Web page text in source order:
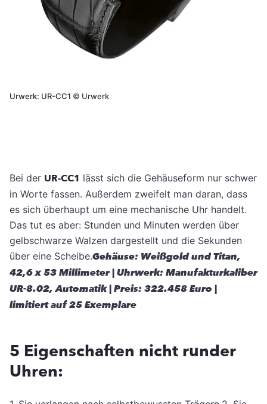
Urwerk: UR-CC1 © Urwerk
Bei der UR-CC1 lässt sich die Gehäuseform nur schwer
in Worte fassen. Außerdem zweifelt man daran, dass
es sich überhaupt um eine mechanische Uhr handelt.
Das tut es aber: Stunden und Minuten werden über
gelbschwarze Walzen dargestellt und die Sekunden
über eine Scheibe.Gehäuse: Weißgold und Titan,
42,6 x 53 Millimeter | Uhrwerk: Manufakturkaliber
UR-8.02, Automatik | Preis: 322.458 Euro |
limitiert auf 25 Exemplare
5 Eigenschaften nicht runder
Uhren: